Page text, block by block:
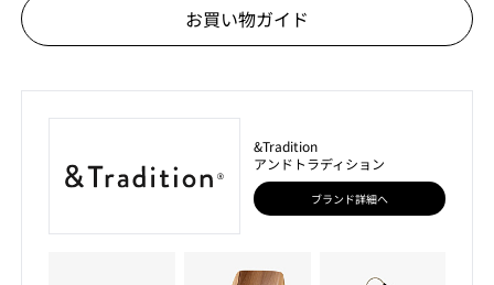
お買い物ガイド
&Tradition
アンドトラディション
ブランド詳細へ